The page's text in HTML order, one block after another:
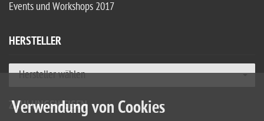
Events und Workshops 2017
HERSTELLER
Hersteller wählen
ZAHLUNGSWEISEN
Verwendung von Cookies